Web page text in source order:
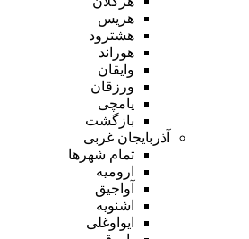
هریس
هشترود
هوراند
وایقان
ورزقان
یامچی
بازگشت
آذربایجان غربی
تمام شهر‌ها
ارومیه
آواجیق
اشنویه
ایواوغلی